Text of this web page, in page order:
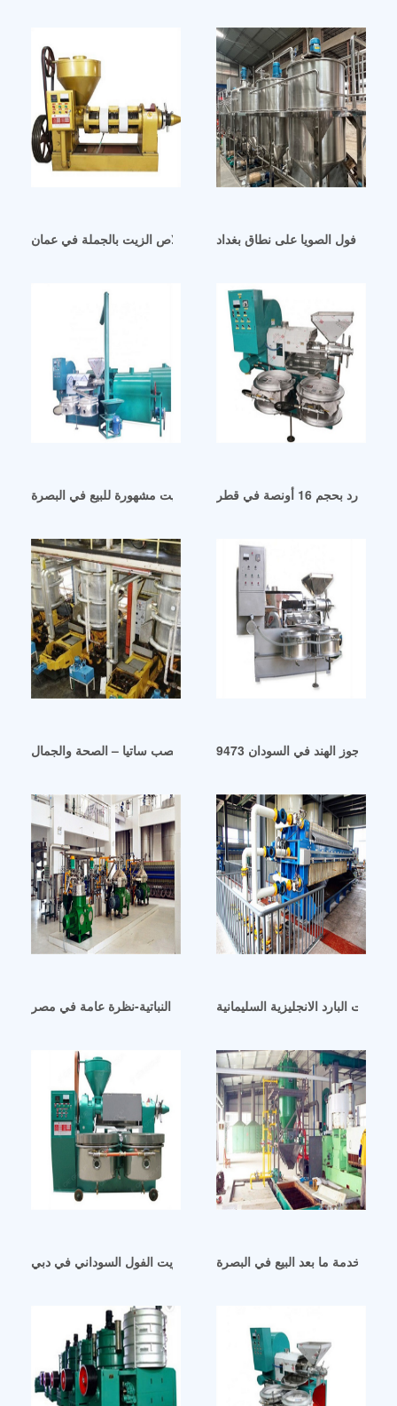
سعر ماكينة استخلاص الزيت بالجملة في عمانزيت فول الصويا على نطاق بغداد
معصرة زيت مشهورة للبيع في البصرة 16 أونصة في قطر
معصرة زيت خصب ساتيا – الصحة والجمال زيت جوز الهند في السودان
الزيوت النباتية-نظرة عامة في مصر
الشركة المصنعة لتوريد آلة عصر زيت الفول السوداني في دبي
خدمة ما بعد البيع في البصرة